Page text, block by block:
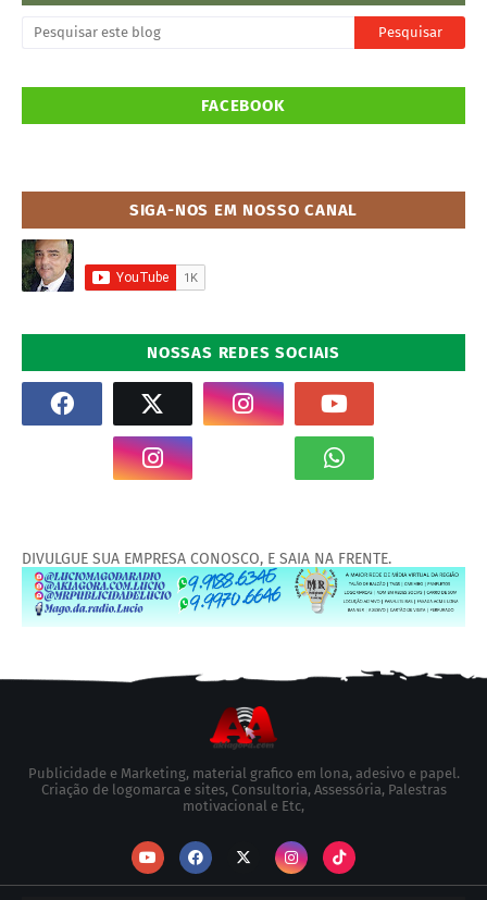
FACEBOOK
SIGA-NOS EM NOSSO CANAL
NOSSAS REDES SOCIAIS
DIVULGUE SUA EMPRESA CONOSCO, E SAIA NA FRENTE.
Publicidade e Marketing, material grafico em lona, adesivo e papel.
Criação de logomarca e sites, Consultoria, Assessória, Palestras
motivacional e Etc,